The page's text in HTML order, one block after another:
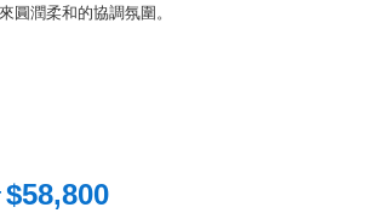
圓潤柔和的協調氛圍。
$58,800